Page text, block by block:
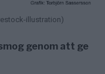
illustration)
genom att ge